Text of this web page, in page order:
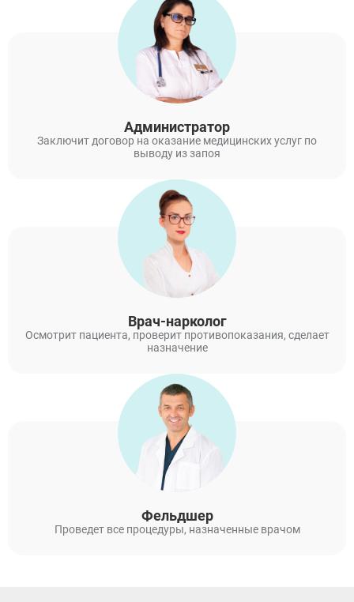
Администратор
Заключит договор на оказание медицинских услуг по
выводу из запоя
Врач-нарколог
Осмотрит пациента, проверит противопоказания, сделает
назначение
Фельдшер
Проведет все процедуры, назначенные врачом